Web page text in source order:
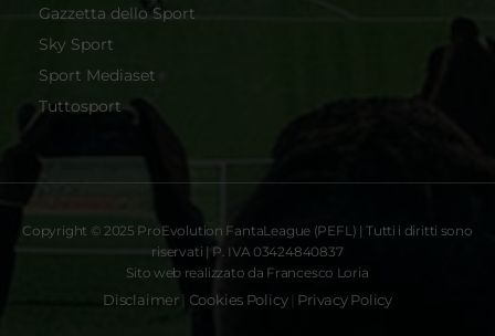
Gazzetta dello Sport
Sky Sport
Sport Mediaset
Tuttosport
Copyright © 2025 ProEvolution FantaLeague (PEFL) | Tutti i diritti sono
riservati | P. IVA 03424840837
Sito web realizzato da Francesco Loria
Disclaimer Cookies Policy| Privacy Policy